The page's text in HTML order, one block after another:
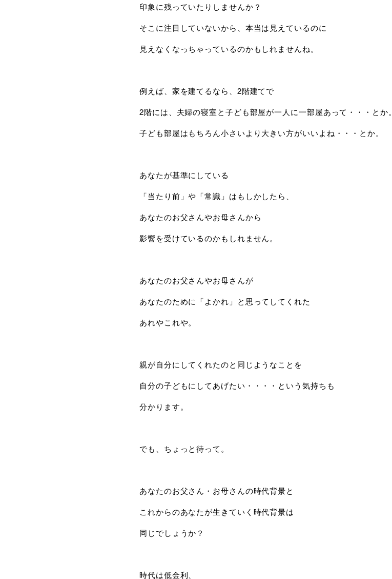
印象に残っていたりしませんか？
そこに注目していないから、本当は見えているのに
見えなくなっちゃっているのかもしれませんね。
例えば、家を建てるなら、2階建てで
2階には、夫婦の寝室と子ども部屋が一人に一部屋あって・・・とか。
子ども部屋はもちろん小さいより大きい方がいいよね・・・とか。
あなたが基準にしている
「当たり前」や「常識」はもしかしたら、
あなたのお父さんやお母さんから
影響を受けているのかもしれません。
あなたのお父さんやお母さんが
あなたのために「よかれ」と思ってしてくれた
あれやこれや。
親が自分にしてくれたのと同じようなことを
自分の子どもにしてあげたい・・・・という気持ちも
分かります。
でも、ちょっと待って。
あなたのお父さん・お母さんの時代背景と
これからのあなたが生きていく時代背景は
同じでしょうか？
時代は低金利、